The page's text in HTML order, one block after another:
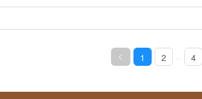
1 2 4